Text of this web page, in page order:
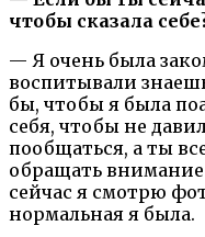
чтобы сказала
— Я очень была
воспитывали
бы, чтобы я была
себя, чтобы не
пообщаться, а ты
обращать
сейчас я смотрю
нормальная я была.